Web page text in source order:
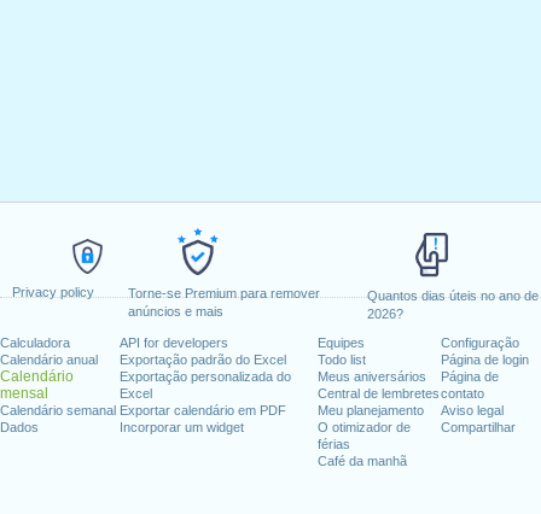
Privacy policy
Torne-se Premium para remover
anúncios e mais
Quantos dias úteis no ano de
2026?
Calculadora
Calendário anual
Calendário
mensal
Calendário semanal
Dados
API for developers
Exportação padrão do Excel
Exportação personalizada do
Excel
Exportar calendário em PDF
Incorporar um widget
Equipes
Todo list
Meus aniversários
Central de lembretes
Meu planejamento
O otimizador de
férias
Café da manhã
Configuração
Página de login
Página de
contato
Aviso legal
Compartilhar